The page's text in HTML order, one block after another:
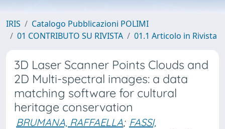
IRIS
Catalogo Pubblicazioni POLIMI
01 CONTRIBUTO SU RIVISTA
01.1 Articolo in Rivista
3D Laser Scanner Points Clouds and
2D Multi-spectral images: a data
matching software for cultural
heritage conservation
BRUMANA, RAFFAELLA; FASSI,